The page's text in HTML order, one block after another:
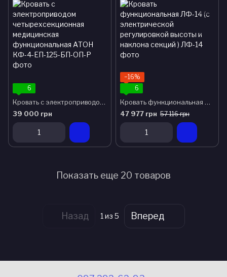
6
Кровать с электроприводом четырехсекционная медицинская функциональная АТОН
39 000 грн
−16%
6
Кровать функциональная ЛФ-14 (с электрической регулировкой высоты и наклона секций )
47 977 грн 57 116 грн
Показать еще 20 товаров
Назад 1 из 5 Вперед